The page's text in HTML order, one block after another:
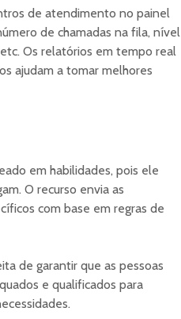
de atendimento no painel
de chamadas na fila, nível
Os relatórios em tempo real
ajudam a tomar melhores
em habilidades, pois ele
O recurso envia as
com base em regras de
de garantir que as pessoas
e qualificados para